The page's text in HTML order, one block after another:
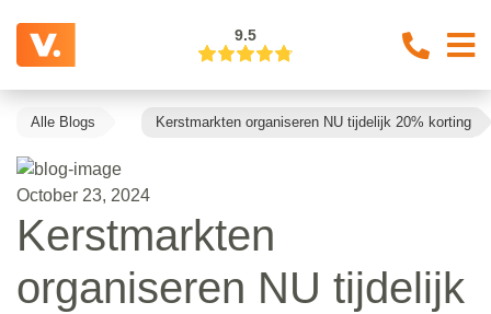
9.5
Alle Blogs Kerstmarkten organiseren NU tijdelijk 20% korting
October 23, 2024
Kerstmarkten
organiseren NU tijdelijk